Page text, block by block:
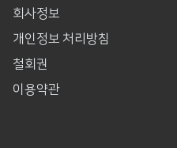
회사정보
개인정보 처리방침
철회권
이용약관